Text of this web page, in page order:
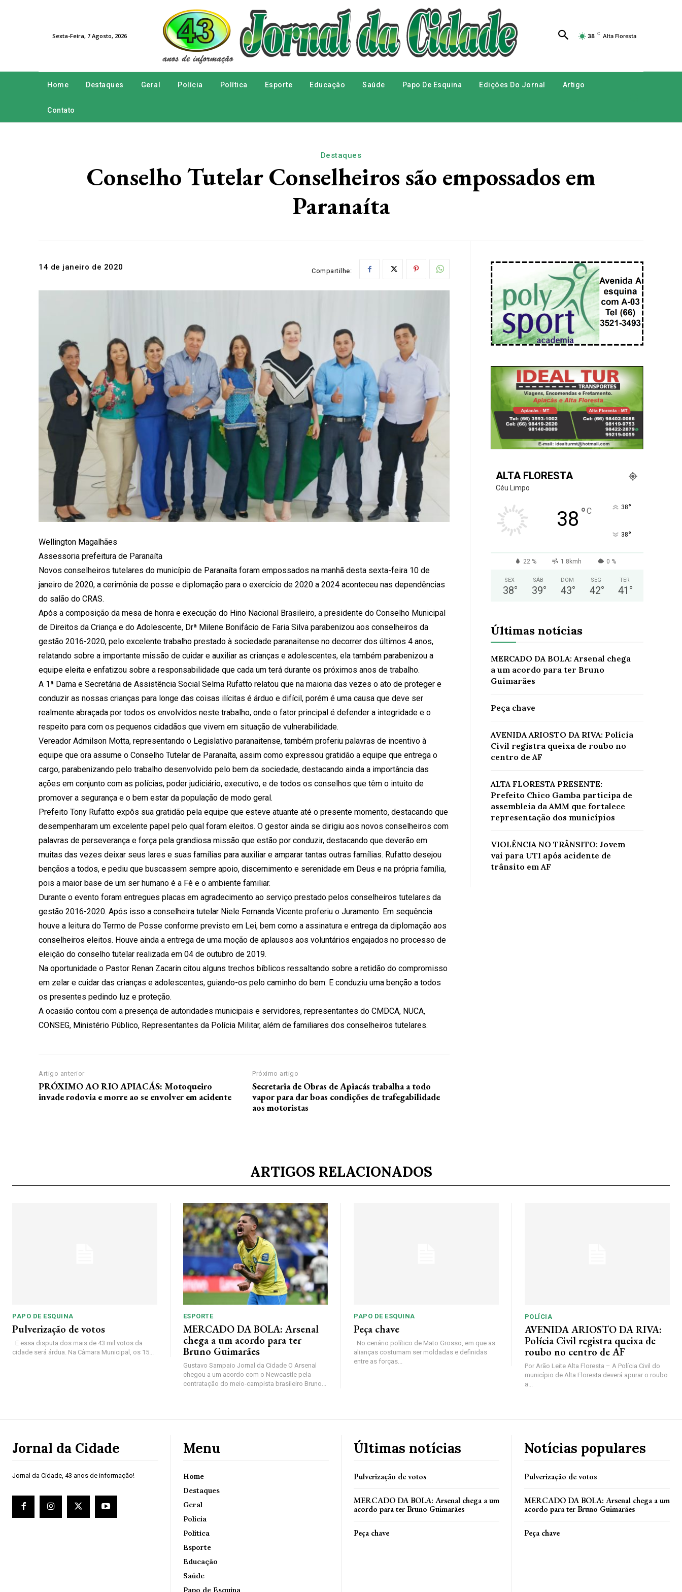
Sexta-Feira, 7 Agosto, 2026 38 C Alta Floresta
Home Destaques Geral Polícia Política Esporte Educação Saúde Papo De Esquina Edições Do Jornal Artigo
Contato
Destaques
Conselho Tutelar Conselheiros são empossados em
Paranaíta
14 de janeiro de 2020 Compartilhe:
Wellington Magalhães
Assessoria prefeitura de Paranaíta
Novos conselheiros tutelares do município de Paranaíta foram empossados na manhã desta sexta-feira 10 de
janeiro de 2020, a cerimônia de posse e diplomação para o exercício de 2020 a 2024 aconteceu nas dependências
do salão do CRAS.
Após a composição da mesa de honra e execução do Hino Nacional Brasileiro, a presidente do Conselho Municipal
de Direitos da Criança e do Adolescente, Drª Milene Bonifácio de Faria Silva parabenizou aos conselheiros da
gestão 2016-2020, pelo excelente trabalho prestado à sociedade paranaitense no decorrer dos últimos 4 anos,
relatando sobre a importante missão de cuidar e auxiliar as crianças e adolescentes, ela também parabenizou a
equipe eleita e enfatizou sobre a responsabilidade que cada um terá durante os próximos anos de trabalho.
A 1ª Dama e Secretária de Assistência Social Selma Rufatto relatou que na maioria das vezes o ato de proteger e
conduzir as nossas crianças para longe das coisas ilícitas é árduo e difícil, porém é uma causa que deve ser
realmente abraçada por todos os envolvidos neste trabalho, onde o fator principal é defender a integridade e o
respeito para com os pequenos cidadãos que vivem em situação de vulnerabilidade.
Vereador Admilson Motta, representando o Legislativo paranaitense, também proferiu palavras de incentivo à
equipe que ora assume o Conselho Tutelar de Paranaíta, assim como expressou gratidão a equipe que entrega o
cargo, parabenizando pelo trabalho desenvolvido pelo bem da sociedade, destacando ainda a importância das
ações em conjunto com as polícias, poder judiciário, executivo, e de todos os conselhos que têm o intuito de
promover a segurança e o bem estar da população de modo geral.
Prefeito Tony Rufatto expôs sua gratidão pela equipe que esteve atuante até o presente momento, destacando que
desempenharam um excelente papel pelo qual foram eleitos. O gestor ainda se dirigiu aos novos conselheiros com
palavras de perseverança e força pela grandiosa missão que estão por conduzir, destacando que deverão em
muitas das vezes deixar seus lares e suas famílias para auxiliar e amparar tantas outras famílias. Rufatto desejou
bençãos a todos, e pediu que buscassem sempre apoio, discernimento e serenidade em Deus e na própria família,
pois a maior base de um ser humano é a Fé e o ambiente familiar.
Durante o evento foram entregues placas em agradecimento ao serviço prestado pelos conselheiros tutelares da
gestão 2016-2020. Após isso a conselheira tutelar Niele Fernanda Vicente proferiu o Juramento. Em sequência
houve a leitura do Termo de Posse conforme previsto em Lei, bem como a assinatura e entrega da diplomação aos
conselheiros eleitos. Houve ainda a entrega de uma moção de aplausos aos voluntários engajados no processo de
eleição do conselho tutelar realizada em 04 de outubro de 2019.
Na oportunidade o Pastor Renan Zacarin citou alguns trechos bíblicos ressaltando sobre a retidão do compromisso
em zelar e cuidar das crianças e adolescentes, guiando-os pelo caminho do bem. E conduziu uma benção a todos
os presentes pedindo luz e proteção.
A ocasião contou com a presença de autoridades municipais e servidores, representantes do CMDCA, NUCA,
CONSEG, Ministério Público, Representantes da Polícia Militar, além de familiares dos conselheiros tutelares.
Artigo anterior
PRÓXIMO AO RIO APIACÁS: Motoqueiro
invade rodovia e morre ao se envolver em acidente
Próximo artigo
Secretaria de Obras de Apiacás trabalha a todo
vapor para dar boas condições de trafegabilidade
aos motoristas
ALTA FLORESTA
Céu Limpo
38 °C 38°
38°
22 % 1.8kmh 0 %
SEX
38°
SÁB
39°
DOM
43°
SEG
42°
TER
41 °
Últimas notícias
MERCADO DA BOLA: Arsenal chega
a um acordo para ter Bruno
Guimarães
Peça chave
AVENIDA ARIOSTO DA RIVA: Polícia
Civil registra queixa de roubo no
centro de AF
ALTA FLORESTA PRESENTE:
Prefeito Chico Gamba participa de
assembleia da AMM que fortalece
representação dos municípios
VIOLÊNCIA NO TRÂNSITO: Jovem
vai para UTI após acidente de
trânsito em AF
ARTIGOS RELACIONADOS
PAPO DE ESQUINA
Pulverização de votos
E essa disputa dos mais de 43 mil votos da
cidade será árdua. Na Câmara Municipal, os 15...
ESPORTE
MERCADO DA BOLA: Arsenal
chega a um acordo para ter
Bruno Guimarães
Gustavo Sampaio Jornal da Cidade O Arsenal
chegou a um acordo com o Newcastle pela
contratação do meio-campista brasileiro Bruno...
PAPO DE ESQUINA
Peça chave
No cenário político de Mato Grosso, em que as
alianças costumam ser moldadas e definidas
entre as forças...
POLÍCIA
AVENIDA ARIOSTO DA RIVA:
Polícia Civil registra queixa de
roubo no centro de AF
Por Arão Leite Alta Floresta – A Polícia Civil do
município de Alta Floresta deverá apurar o roubo
a...
Jornal da Cidade
Jornal da Cidade, 43 anos de informação!
Menu
Home
Destaques
Geral
Polícia
Política
Esporte
Educação
Saúde
Papo de Esquina
Últimas notícias
Pulverização de votos
MERCADO DA BOLA: Arsenal chega a um
acordo para ter Bruno Guimarães
Peça chave
Notícias populares
Pulverização de votos
MERCADO DA BOLA: Arsenal chega a um
acordo para ter Bruno Guimarães
Peça chave